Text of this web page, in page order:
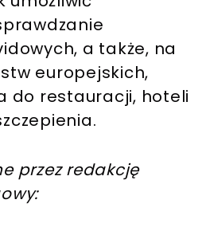
a także, na
europejskich,
do restauracji, hoteli
przez redakcję